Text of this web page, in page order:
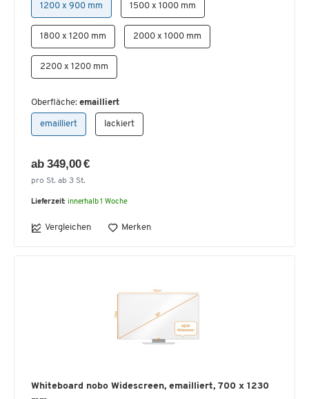
1200 x 900 mm 1500 x 1000 mm
1800 x 1200 mm 2000 x 1000 mm
2200 x 1200 mm
Oberfläche: emailliert
emailliert lackiert
ab 349,00 €
pro St. ab 3 St.
Lieferzeit: innerhalb 1 Woche
Vergleichen Merken
Whiteboard nobo Widescreen, emailliert, 700 x 1230